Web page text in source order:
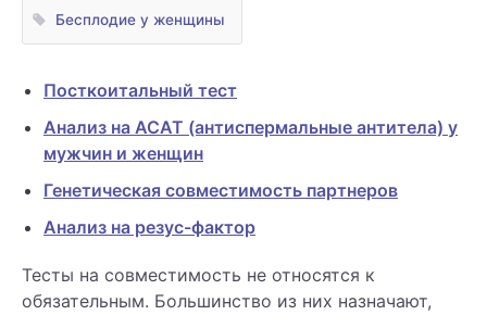
Бесплодие у женщины
Посткоитальный тест
Анализ на АСАТ (антиспермальные антитела) у
мужчин и женщин
Генетическая совместимость партнеров
Анализ на резус-фактор
Тесты на совместимость не относятся к
обязательным. Большинство из них назначают,